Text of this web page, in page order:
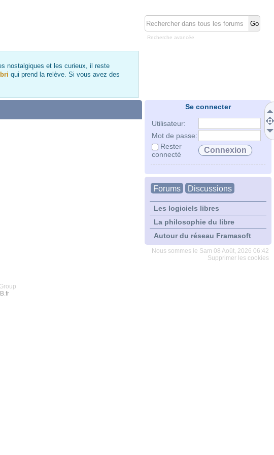
Recherche avancée
nostalgiques et les curieux, il reste
qui prend la relève. Si vous avez des
Se connecter
Utilisateur:
Mot de passe:
Rester
connecté
Forums Discussions
Les logiciels libres
La philosophie du libre
Autour du réseau Framasoft
Nous sommes le Sam 08 Août, 2026 06:42
Supprimer les cookies